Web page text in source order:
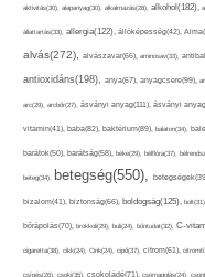
aktivitás(30), alapanyag(30), alkalmazás(28), alkohol(182),
állattartás(33), allergia(122), állóképesség(42),
alvás(272), alvászavar(66), aminosav(33),
antioxidáns(198), anya(67), anyagcsere(99),
arc(29), arcbőr(27), ásványi anyag(111), ásványi
vitamin(41), baba(82), baktérium(89), balaton(34),
barátok(50), barátság(58), béke(29), bélflóra(37),
beteg(34), betegség(550),
bizalom(41), biztonság(66), boldogság(125), bolt(31),
bőrápolás(70), brokkoli(29), buli(24), bűntudat(32), C-
cigaretta(38), cikk(24), Cink(24), cipő(37), citrom(61),
csípés(26), csoki(35), csokoládé(71), csomagolás(24),